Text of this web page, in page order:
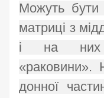
Можуть бути
матриці з
і на них
«раковини».
донної